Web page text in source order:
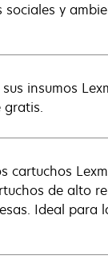
y
insumos
gratis.
cartuchos
de alto
Ideal para